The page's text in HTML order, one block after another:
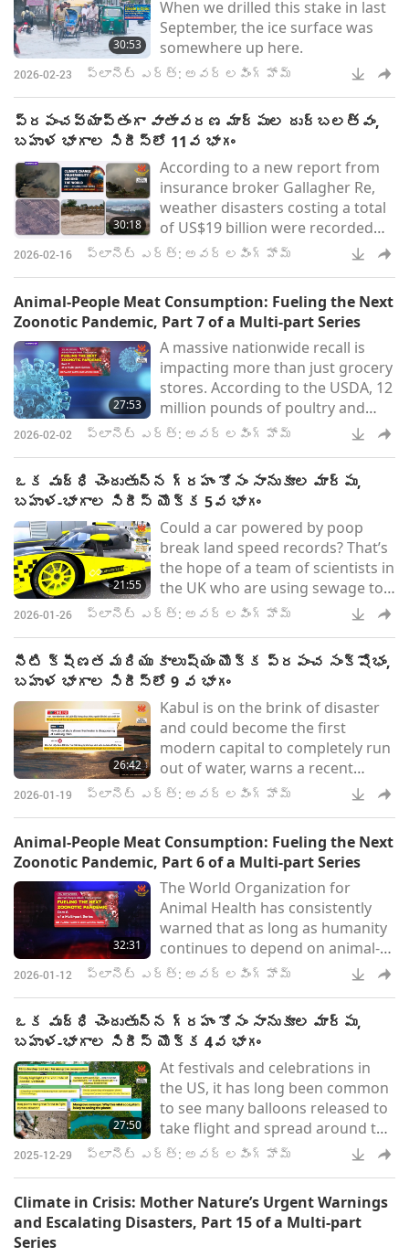
a plant-based diet.”
30:53
When we drilled this stake in last
September, the ice surface was
somewhere up here.
2026-02-23 ప్లానెట్ ఎర్త్: అవర్ లవింగ్ హోమ్
ప్రపంచవ్యాప్తంగా వాతావరణ మార్పుల దుర్బలత్వం,
బహుళ భాగాల సిరీస్‌లో 11వ భాగం
30:18
According to a new report from
insurance broker Gallagher Re,
weather disasters costing a total
of US$19 billion were recorded
worldwide from January through
damages globally.
2026-02-16 ప్లానెట్ ఎర్త్: అవర్ లవింగ్ హోమ్
Animal-People Meat Consumption: Fueling the Next
Zoonotic Pandemic, Part 7 of a Multi-part Series
27:53
A massive nationwide recall is
impacting more than just grocery
stores. According to the USDA, 12
million pounds of poultry and
meat products are being pulled.
2026-02-02 ప్లానెట్ ఎర్త్: అవర్ లవింగ్ హోమ్
ఒక వృద్ధి చెందుతున్న గ్రహం కోసం సానుకూల మార్పు,
బహుళ-భాగాల సిరీస్ యొక్క 5వ భాగం
21:55
Could a car powered by poop
break land speed records? That’s
the hope of a team of scientists in
the UK who are using sewage to
power the new prototype race
2026-01-26 ప్లానెట్ ఎర్త్: అవర్ లవింగ్ హోమ్
నీటి క్షీణత మరియు కాలుష్యం యొక్క ప్రపంచ సంక్షోభం,
బహుళ భాగాల సిరీస్‌లో 9 వ భాగం
26:42
Kabul is on the brink of disaster
and could become the first
modern capital to completely run
out of water, warns a recent
Mercy Corps report.
2026-01-19 ప్లానెట్ ఎర్త్: అవర్ లవింగ్ హోమ్
Animal-People Meat Consumption: Fueling the Next
Zoonotic Pandemic, Part 6 of a Multi-part Series
32:31
The World Organization for
Animal Health has consistently
warned that as long as humanity
continues to depend on animal-
folk for food and profit, new
if, but when.
2026-01-12 ప్లానెట్ ఎర్త్: అవర్ లవింగ్ హోమ్
ఒక వృద్ధి చెందుతున్న గ్రహం కోసం సానుకూల మార్పు,
బహుళ-భాగాల సిరీస్ యొక్క 4వ భాగం
27:50
At festivals and celebrations in
the US, it has long been common
to see many balloons released to
take flight and spread around the
skies. But this practice will soon
launching balloons into the sky.
2025-12-29 ప్లానెట్ ఎర్త్: అవర్ లవింగ్ హోమ్
Climate in Crisis: Mother Nature’s Urgent Warnings
and Escalating Disasters, Part 15 of a Multi-part
Series